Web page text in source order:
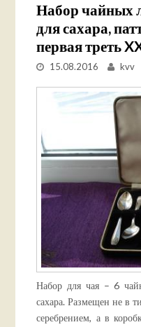
Набор чайных
для сахара,
первая треть
15.08.2016 kvv
Набор для чая – 6
сахара. Размещен не в
серебрением, а в